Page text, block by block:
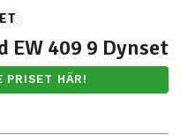
EW 409 9 Dynset
PRISET HÄR!